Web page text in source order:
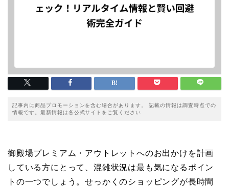
記事内に商品プロモーションを含む場合があります。 記載の情報は調査時点での
情報です。最新情報は各公式サイトをご覧ください
御殿場プレミアム・アウトレットへのお出かけを計画
している方にとって、混雑状況は最も気になるポイン
トの一つでしょう。せっかくのショッピングが長時間